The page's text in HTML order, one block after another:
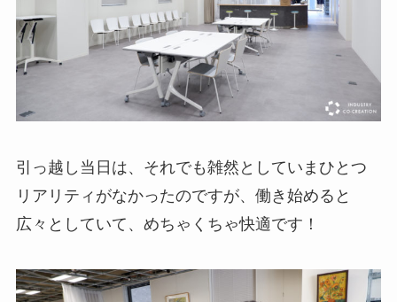
引っ越し当日は、それでも雑然としていまひとつ
リアリティがなかったのですが、働き始めると
広々としていて、めちゃくちゃ快適です！